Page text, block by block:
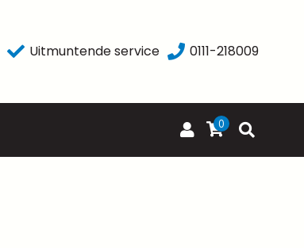
Uitmuntende service 0111-218009
0